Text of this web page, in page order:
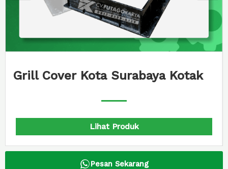
Grill Cover DPKP Kota Magelang
Lihat Produk
Pesan Sekarang